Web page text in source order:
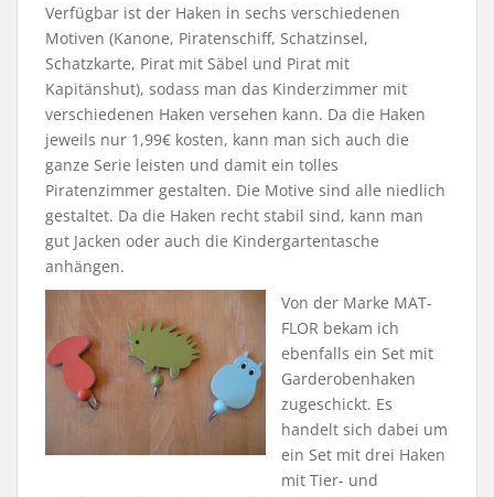
Verfügbar ist der Haken in sechs verschiedenen
Motiven (Kanone, Piratenschiff, Schatzinsel,
Schatzkarte, Pirat mit Säbel und Pirat mit
Kapitänshut), sodass man das Kinderzimmer mit
verschiedenen Haken versehen kann. Da die Haken
jeweils nur 1,99€ kosten, kann man sich auch die
ganze Serie leisten und damit ein tolles
Piratenzimmer gestalten. Die Motive sind alle niedlich
gestaltet. Da die Haken recht stabil sind, kann man
gut Jacken oder auch die Kindergartentasche
anhängen.
Von der Marke MAT-
FLOR bekam ich
ebenfalls ein Set mit
Garderobenhaken
zugeschickt. Es
handelt sich dabei um
ein Set mit drei Haken
mit Tier- und